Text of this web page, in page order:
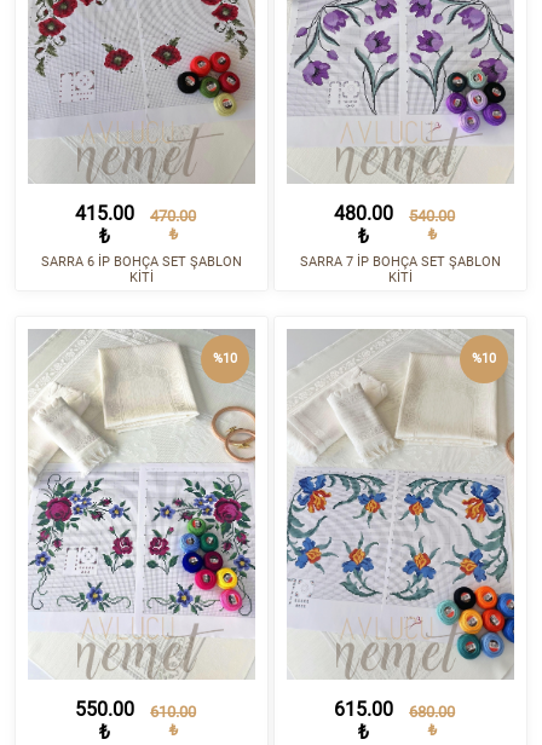
415.00
₺
470.00
₺
SARRA 6 İP BOHÇA SET ŞABLON
KİTİ
480.00
₺
540.00
₺
SARRA 7 İP BOHÇA SET ŞABLON
KİTİ
550.00
₺
610.00
₺
%10
615.00
₺
680.00
₺
%10